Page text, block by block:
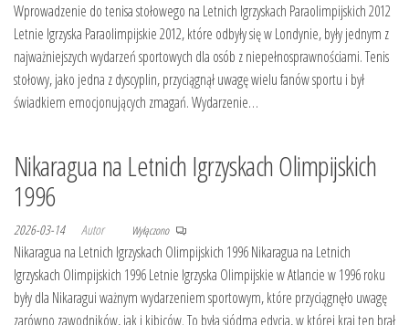
Wprowadzenie do tenisa stołowego na Letnich Igrzyskach Paraolimpijskich 2012
Letnie Igrzyska Paraolimpijskie 2012, które odbyły się w Londynie, były jednym z
najważniejszych wydarzeń sportowych dla osób z niepełnosprawnościami. Tenis
stołowy, jako jedna z dyscyplin, przyciągnął uwagę wielu fanów sportu i był
świadkiem emocjonujących zmagań. Wydarzenie…
Nikaragua na Letnich Igrzyskach Olimpijskich
1996
2026-03-14 Autor Wyłączono
Nikaragua na Letnich Igrzyskach Olimpijskich 1996 Nikaragua na Letnich
Igrzyskach Olimpijskich 1996 Letnie Igrzyska Olimpijskie w Atlancie w 1996 roku
były dla Nikaragui ważnym wydarzeniem sportowym, które przyciągnęło uwagę
zarówno zawodników, jak i kibiców. To była siódma edycja, w której kraj ten brał